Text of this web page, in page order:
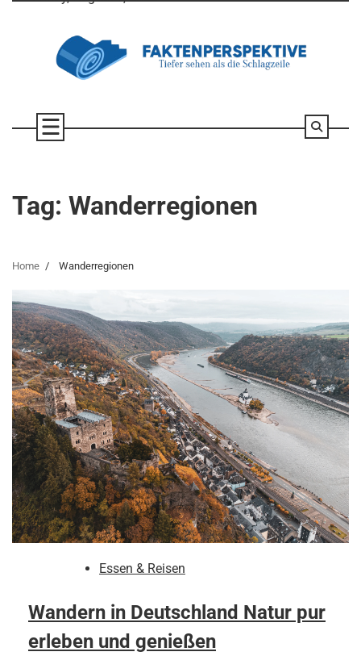
Tag: Wanderregionen
Home Wanderregionen
Essen & Reisen
Wandern in Deutschland Natur pur
erleben und genießen